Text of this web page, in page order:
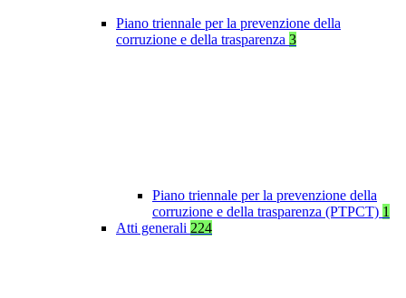
Piano triennale per la prevenzione della
corruzione e della trasparenza 3
Piano triennale per la prevenzione della
corruzione e della trasparenza (PTPCT) 1
Atti generali 224